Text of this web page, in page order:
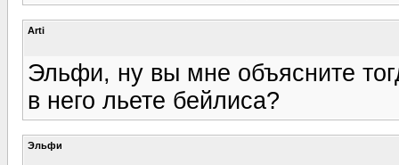
Arti
Эльфи, ну вы мне объясните
в него льете бейлиса?
Эльфи